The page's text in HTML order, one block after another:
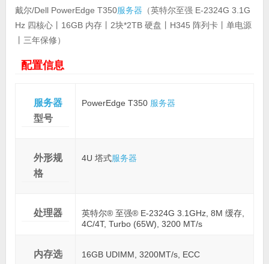
戴尔/Dell PowerEdge T350服务器 （英特尔至强 E-2324G 3.1G
Hz 四核心丨16GB 内存丨2块*2TB 硬盘丨H345 阵列卡丨单电源
丨三年保修）
配置信息
服务器
型号
PowerEdge T350 服务器
外形规
格
4U 塔式服务器
处理器
英特尔® 至强® E-2324G 3.1GHz, 8M 缓存,
4C/4T, Turbo (65W), 3200 MT/s
内存选
16GB UDIMM, 3200MT/s, ECC